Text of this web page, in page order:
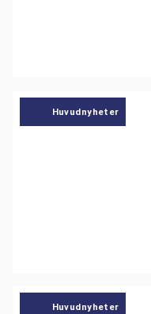
Huvudnyheter
Huvudnyheter